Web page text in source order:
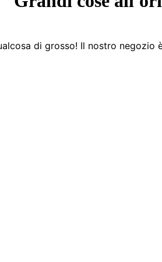
di grosso! Il nostro negozio